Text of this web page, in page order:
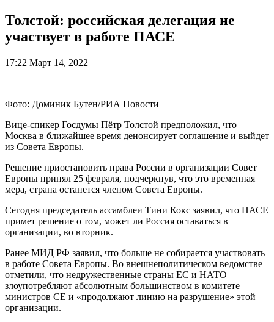
Толстой: российская делегация не
участвует в работе ПАСЕ
17:22 Март 14, 2022
Фото: Доминик Бутен/РИА Новости
Вице-спикер Госдумы Пётр Толстой предположил, что
Москва в ближайшее время денонсирует соглашение и выйдет
из Совета Европы.
Решение приостановить права России в организации Совет
Европы принял 25 февраля, подчеркнув, что это временная
мера, страна останется членом Совета Европы.
Сегодня председатель ассамблеи Тини Кокс заявил, что ПАСЕ
примет решение о том, может ли Россия оставаться в
организации, во вторник.
Ранее МИД РФ заявил, что больше не собирается участвовать
в работе Совета Европы. Во внешнеполитическом ведомстве
отметили, что недружественные страны ЕС и НАТО
злоупотребляют абсолютным большинством в комитете
министров СЕ и «продолжают линию на разрушение» этой
организации.